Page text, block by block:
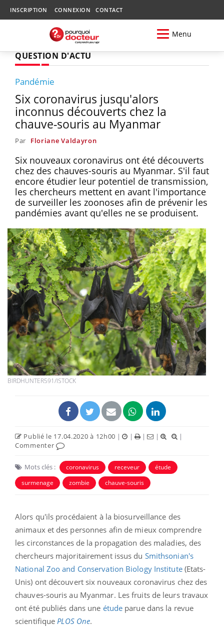
INSCRIPTION CONNEXION CONTACT
Menu
QUESTION D'ACTU
Pandémie
Six coronavirus jusqu'alors
inconnus découverts chez la
chauve-souris au Myanmar
Par Floriane Valdayron
Six nouveaux coronavirus ont été découverts
chez des chauves-souris au Myanmar. S'il faut
encore étudier leur potentiel de transmission,
les chercheurs mettent en avant l'importance
de surveiller les zoonoses afin de prévenir les
pandémies avant qu'elles ne se produisent.
BIRDHUNTER591/ISTOCK
Publié le 17.04.2020 à 12h00 | | | |
|
Commenter
Mots clés : coronavirus receveur
étude
surmenage
zombie chauve-souris
Alors qu'ils procédaient à la biosurveillance des
animaux et des personnes afin de mieux comprendre
les circonstances de la propagation des maladies, des
chercheurs majoritairement issus du Smithsonian's
National Zoo and Conservation Biology Institute(Etats-
Unis) ont découvert six nouveaux coronavirus chez des
chauves-souris au Myanmar. Les fruits de leurs travaux
ont été publiés dans une étude parue dans la revue
scientifique PLOS One.